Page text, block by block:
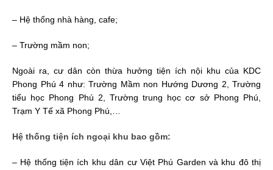
– Hệ thống nhà hàng, cafe;
– Trường mầm non;
Ngoài ra, cư dân còn thừa hưởng tiện ích nội khu của KDC
Phong Phú 4 như: Trường Mầm non Hướng Dương 2, Trường
tiểu học Phong Phú 2, Trường trung học cơ sở Phong Phú,
Trạm Y Tế xã Phong Phú,…
Hệ thống tiện ích ngoại khu bao gồm:
– Hệ thống tiện ích khu dân cư Việt Phú Garden và khu đô thị